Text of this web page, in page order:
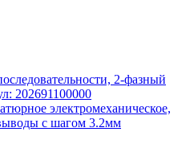
2-фазный
202691100000
электромеханическое,
с шагом 3.2мм